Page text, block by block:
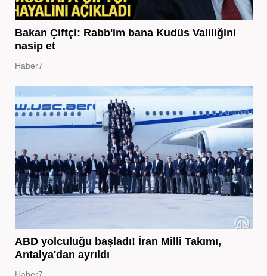
Bakan Çiftçi: Rabb'im bana Kudüs Valiliğini
nasip et
Haber7
ABD yolculuğu başladı! İran Milli Takımı,
Antalya'dan ayrıldı